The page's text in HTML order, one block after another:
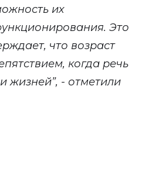
их
Это
что возраст
когда речь
жизней”, - отметили